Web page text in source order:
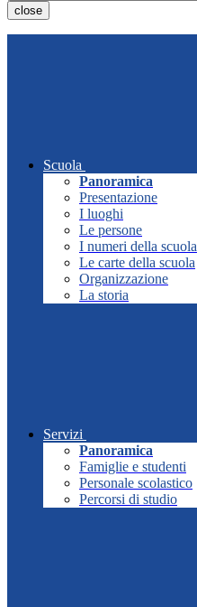
close
Scuola
Panoramica
Presentazione
I luoghi
Le persone
I numeri della scuola
Le carte della scuola
Organizzazione
La storia
Servizi
Panoramica
Famiglie e studenti
Personale scolastico
Percorsi di studio